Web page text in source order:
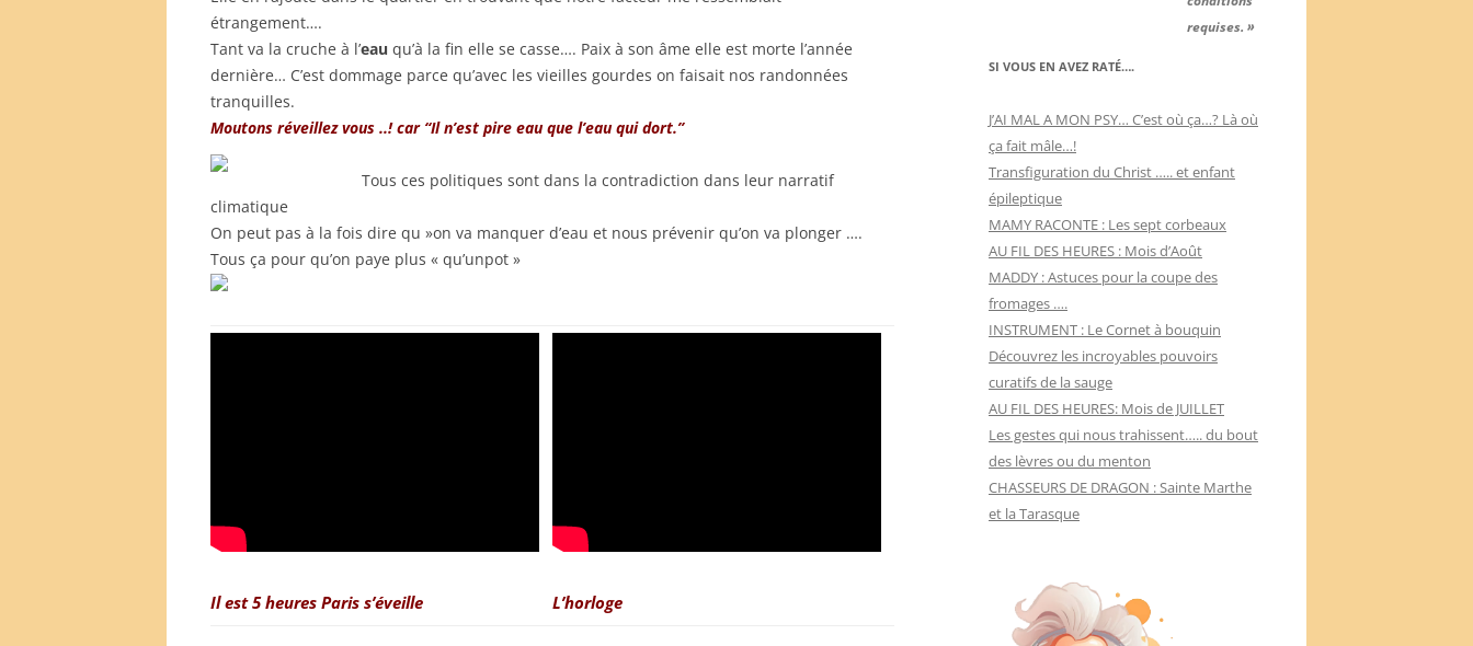
étrangement….
Tant va la cruche à l’eau qu’à la fin elle se casse…. Paix à son âme elle est morte l’année
dernière… C’est dommage parce qu’avec les vieilles gourdes on faisait nos randonnées
tranquilles.
Moutons réveillez vous ..! car “Il n’est pire eau que l’eau qui dort.”
Tous ces politiques sont dans la contradiction dans leur narratif
climatique
On peut pas à la fois dire qu »on va manquer d’eau et nous prévenir qu’on va plonger ….
Tous ça pour qu’on paye plus « qu’unpot »
Il est 5 heures Paris s’éveille L’horloge
requises. »
SI VOUS EN AVEZ RATÉ….
J’AI MAL A MON PSY… C’est où ça…? Là où
ça fait mâle…!
Transfiguration du Christ ….. et enfant
épileptique
MAMY RACONTE : Les sept corbeaux
AU FIL DES HEURES : Mois d’Août
MADDY : Astuces pour la coupe des
fromages ….
INSTRUMENT : Le Cornet à bouquin
Découvrez les incroyables pouvoirs
curatifs de la sauge
AU FIL DES HEURES: Mois de JUILLET
Les gestes qui nous trahissent….. du bout
des lèvres ou du menton
CHASSEURS DE DRAGON : Sainte Marthe
et la Tarasque